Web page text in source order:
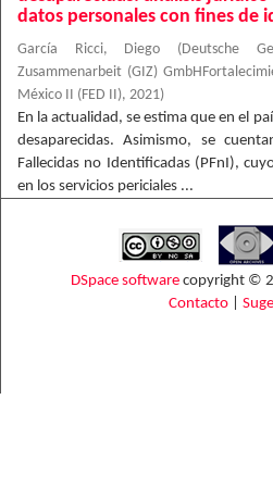
datos personales con fines de
García Ricci, Diego ( Deutsche
Zusammenarbeit (GIZ)
México II (FED II), 2021)
En la actualidad, se estima que en el
desaparecidas. Asimismo, se
Fallecidas no Identificadas (PFnI),
en los servicios periciales ...
DSpace software copyright ©
Contacto|